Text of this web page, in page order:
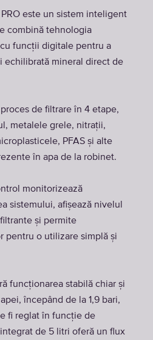
este un sistem inteligent
combină tehnologia
funcții digitale pentru a
echilibrată mineral direct de
de filtrare în 4 etape,
metalele grele, nitrații,
PFAS și alte
în apa de la robinet.
monitorizează
sistemului, afișează nivelul
filtrante și permite
pentru o utilizare simplă și
funcționarea stabilă chiar și
începând de la 1,9 bari,
fi reglat în funcție de
de 5 litri oferă un flux